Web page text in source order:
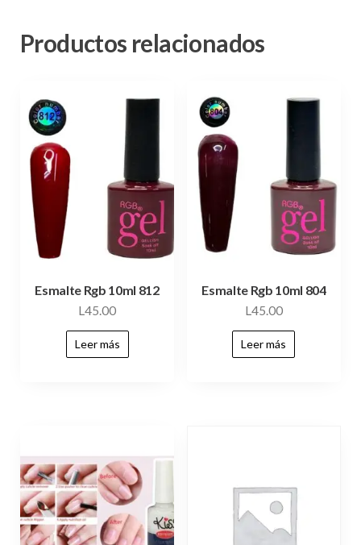
Productos relacionados
Esmalte Rgb 10ml 812
L45.00
Leer más
Esmalte Rgb 10ml 804
L45.00
Leer más